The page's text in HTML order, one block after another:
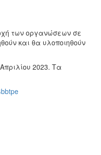
των οργανώσεων σε
και θα υλοποιηθούν
2023. Τα